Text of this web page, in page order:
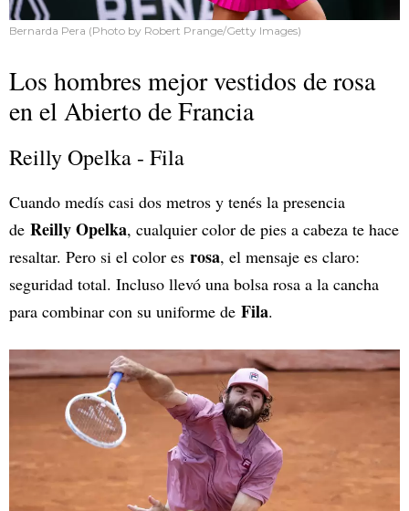
Bernarda Pera (Photo by Robert Prange/Getty Images)
Los hombres mejor vestidos de rosa
en el Abierto de Francia
Reilly Opelka - Fila
Cuando medís casi dos metros y tenés la presencia
de Reilly Opelka, cualquier color de pies a cabeza te hace
resaltar. Pero si el color es rosa, el mensaje es claro:
seguridad total. Incluso llevó una bolsa rosa a la cancha
para combinar con su uniforme de Fila.